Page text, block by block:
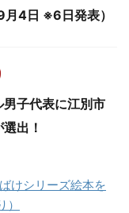
4日 ※6日発表）
子代表に江別市
出！
けシリーズ絵本を